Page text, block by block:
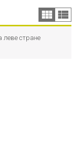
леве стране